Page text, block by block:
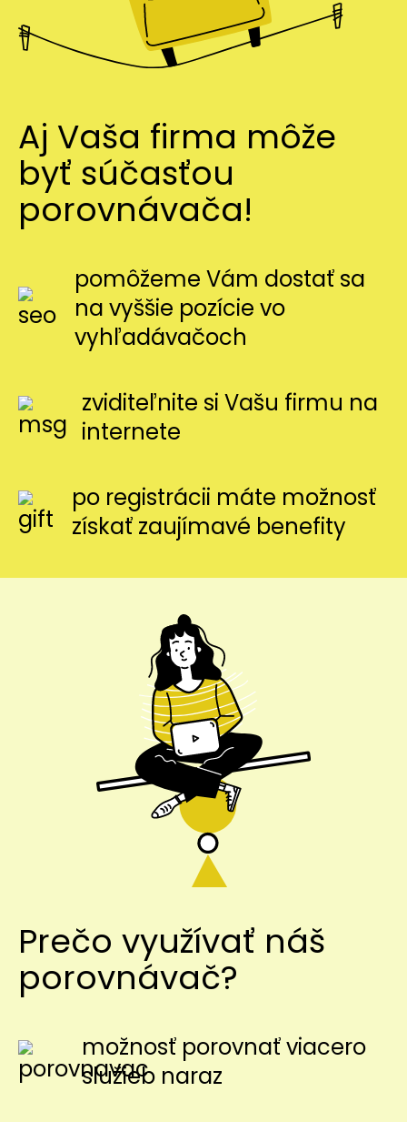
Aj Vaša firma môže
byť súčasťou
porovnávača!
pomôžeme Vám dostať sa
na vyššie pozície vo
vyhľadávačoch
zviditeľnite si Vašu firmu na
internete
po registrácii máte možnosť
získať zaujímavé benefity
Prečo využívať náš
porovnávač?
možnosť porovnať viacero
služieb naraz